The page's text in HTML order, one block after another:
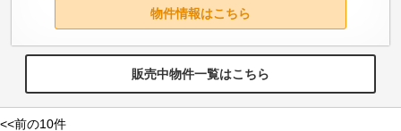
物件情報はこちら
販売中物件一覧はこちら
<<前の10件